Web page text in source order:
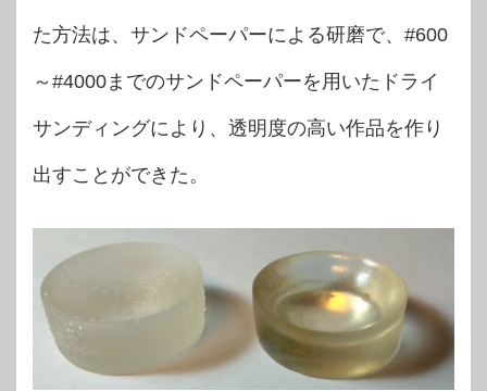
た方法は、サンドペーパーによる研磨で、#600
～#4000までのサンドペーパーを用いた ドライ
サンディングにより、透明度の高い作品を作り
出すことができた。